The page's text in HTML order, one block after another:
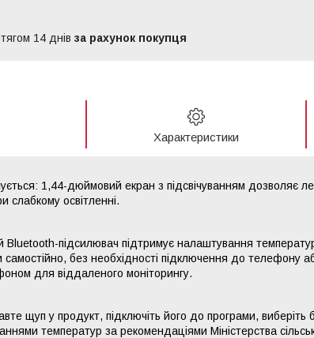
14 днів за рахунок покупця
Характеристики
1,44-дюймовий екран з підсвічуванням дозволяє
слабкому освітленні.
підсилювач підтримує налаштування
без необхідності підключення до телефону
для віддаленого моніторингу.
щуп у продукт, підключіть його до програми,
температур за рекомендаціями Міністерства